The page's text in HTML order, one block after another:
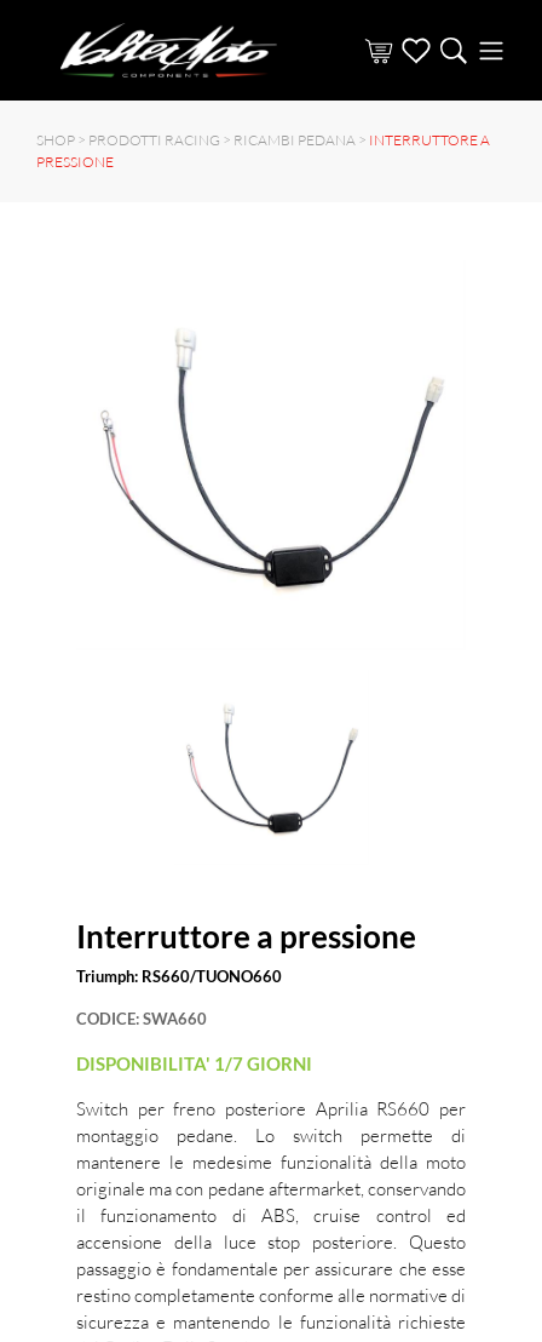
SHOP > PRODOTTI RACING > RICAMBI PEDANA > INTERRUTTORE A
PRESSIONE
Interruttore a pressione
Triumph: RS660/TUONO660
CODICE:SWA660
DISPONIBILITA' 1/7 GIORNI
Switch per freno posteriore Aprilia RS660 per
montaggio pedane. Lo switch permette di
mantenere le medesime funzionalità della moto
originale ma con pedane aftermarket, conservando
il funzionamento di ABS, cruise control ed
accensione della luce stop posteriore. Questo
passaggio è fondamentale per assicurare che esse
restino completamente conforme alle normative di
sicurezza e mantenendo le funzionalità richieste